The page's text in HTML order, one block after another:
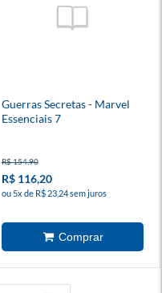
Guerras Secretas - Marvel
Essenciais 7
R$ 154,90
R$ 116,20
ou 5x de R$ 23,24 sem juros